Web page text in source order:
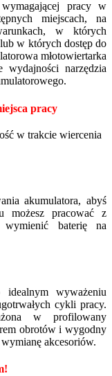
pracy w
miejscach, na
w których
lub w których dostęp do
młotowiertarka
wydajności narzędzia
pracy
w trakcie wiercenia
akumulatora, abyś
możesz pracować z
wymienić baterię na
idealnym wyważeniu
cykli pracy.
w profilowany
obrotów i wygodny
akcesoriów.